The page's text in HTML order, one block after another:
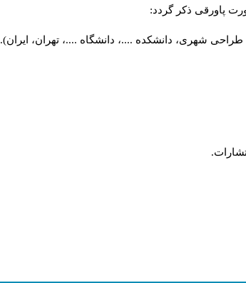
پاورقی ذکر گردد:
طراحی شهری، دانشکده ....، دانشگاه ....، تهران، ایران).